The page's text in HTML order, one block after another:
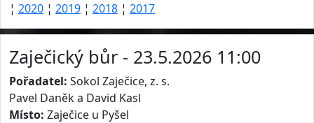
¦ 2020 ¦ 2019 ¦ 2018 ¦ 2017
Zaječický bůr - 23.5.2026 11:00
Pořadatel: Sokol Zaječice, z. s.
Pavel Daněk a David Kasl
Místo: Zaječice u Pyšel